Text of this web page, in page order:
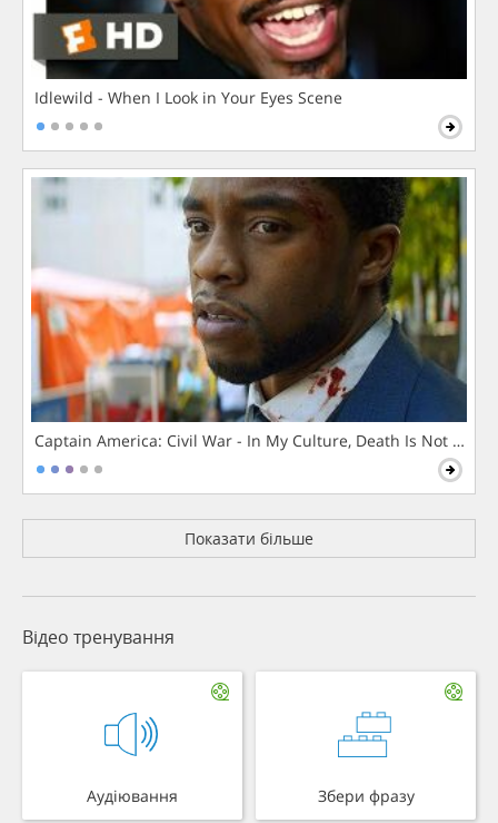
Idlewild - When I Look in Your Eyes Scene
Captain America: Civil War - In My Culture, Death Is Not The
Показати більше
Відео тренування
Аудіювання Збери фразу